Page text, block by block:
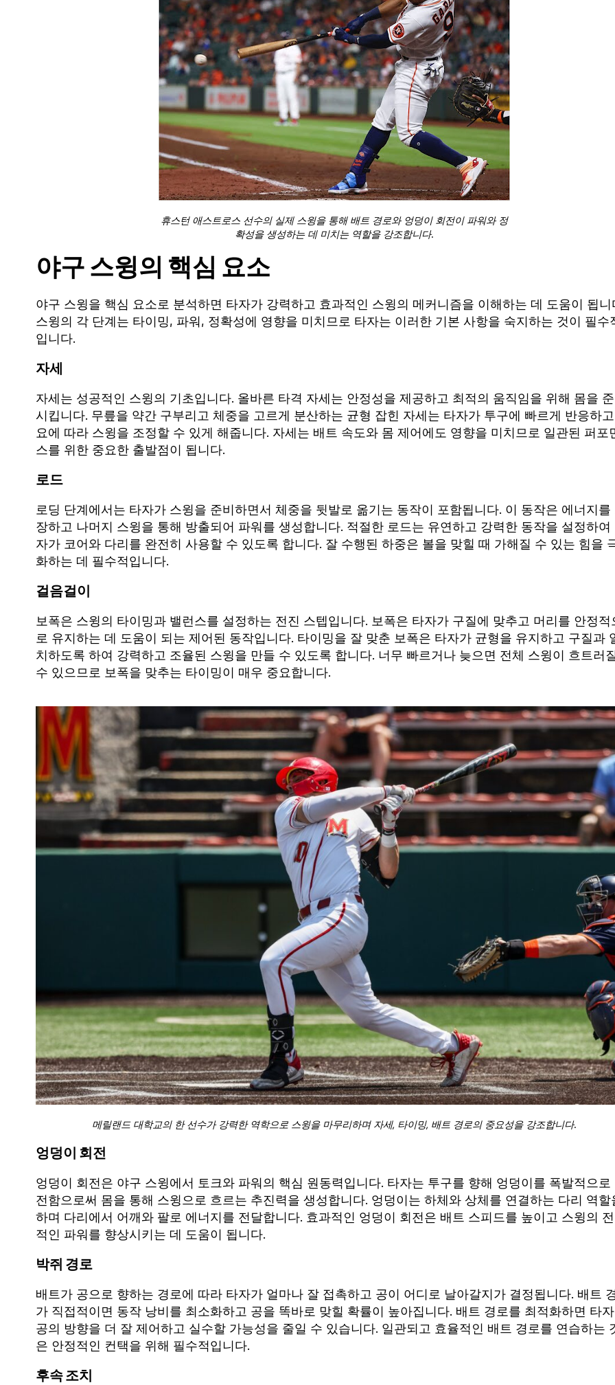
휴스턴 애스트로스 선수의 실제 스윙을 통해 배트 경로와 엉덩이 회전이 파워와 정
확성을 생성하는 데 미치는 역할을 강조합니다.
야구 스윙의 핵심 요소
야구 스윙을 핵심 요소로 분석하면 타자가 강력하고 효과적인 스윙의 메커니즘을 이해하는 데 도움이 됩니
스윙의 각 단계는 타이밍, 파워, 정확성에 영향을 미치므로 타자는 이러한 기본 사항을 숙지하는 것이 필수
입니다.
자세
자세는 성공적인 스윙의 기초입니다. 올바른 타격 자세는 안정성을 제공하고 최적의 움직임을 위해 몸을 준
시킵니다. 무릎을 약간 구부리고 체중을 고르게 분산하는 균형 잡힌 자세는 타자가 투구에 빠르게 반응하고
요에 따라 스윙을 조정할 수 있게 해줍니다. 자세는 배트 속도와 몸 제어에도 영향을 미치므로 일관된 퍼포
스를 위한 중요한 출발점이 됩니다.
로드
로딩 단계에서는 타자가 스윙을 준비하면서 체중을 뒷발로 옮기는 동작이 포함됩니다. 이 동작은 에너지를
장하고 나머지 스윙을 통해 방출되어 파워를 생성합니다. 적절한 로드는 유연하고 강력한 동작을 설정하여
자가 코어와 다리를 완전히 사용할 수 있도록 합니다. 잘 수행된 하중은 볼을 맞힐 때 가해질 수 있는 힘을
화하는 데 필수적입니다.
걸음걸이
보폭은 스윙의 타이밍과 밸런스를 설정하는 전진 스텝입니다. 보폭은 타자가 구질에 맞추고 머리를 안정적
로 유지하는 데 도움이 되는 제어된 동작입니다. 타이밍을 잘 맞춘 보폭은 타자가 균형을 유지하고 구질과
치하도록 하여 강력하고 조율된 스윙을 만들 수 있도록 합니다. 너무 빠르거나 늦으면 전체 스윙이 흐트러
수 있으므로 보폭을 맞추는 타이밍이 매우 중요합니다.
메릴랜드 대학교의 한 선수가 강력한 역학으로 스윙을 마무리하며 자세, 타이밍, 배트 경로의 중요성을 강조합니다.
엉덩이 회전
엉덩이 회전은 야구 스윙에서 토크와 파워의 핵심 원동력입니다. 타자는 투구를 향해 엉덩이를 폭발적으로
전함으로써 몸을 통해 스윙으로 흐르는 추진력을 생성합니다. 엉덩이는 하체와 상체를 연결하는 다리 역할
하며 다리에서 어깨와 팔로 에너지를 전달합니다. 효과적인 엉덩이 회전은 배트 스피드를 높이고 스윙의
적인 파워를 향상시키는 데 도움이 됩니다.
박쥐 경로
배트가 공으로 향하는 경로에 따라 타자가 얼마나 잘 접촉하고 공이 어디로 날아갈지가 결정됩니다. 배트
가 직접적이면 동작 낭비를 최소화하고 공을 똑바로 맞힐 확률이 높아집니다. 배트 경로를 최적화하면 타
공의 방향을 더 잘 제어하고 실수할 가능성을 줄일 수 있습니다. 일관되고 효율적인 배트 경로를 연습하는
은 안정적인 컨택을 위해 필수적입니다.
후속 조치